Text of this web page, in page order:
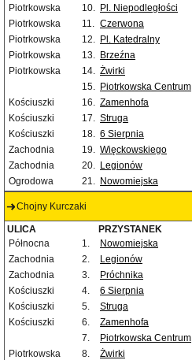
Piotrkowska
10. Pl. Niepodległości
Piotrkowska
11. Czerwona
Piotrkowska
12. Pl. Katedralny
Piotrkowska
13. Brzeźna
Piotrkowska
14. Żwirki
15. Piotrkowska Centrum
Kościuszki
16. Zamenhofa
Kościuszki
17. Struga
Kościuszki
18. 6 Sierpnia
Zachodnia
19. Więckowskiego
Zachodnia
20. Legionów
Ogrodowa
21. Nowomiejska
Chojny Kurczaki
ULICA PRZYSTANEK
Północna
1. Nowomiejska
Zachodnia
2. Legionów
Zachodnia
3. Próchnika
Kościuszki
4. 6 Sierpnia
Kościuszki
5. Struga
Kościuszki
6. Zamenhofa
7.
Piotrkowska Centrum
Piotrkowska
8. Żwirki